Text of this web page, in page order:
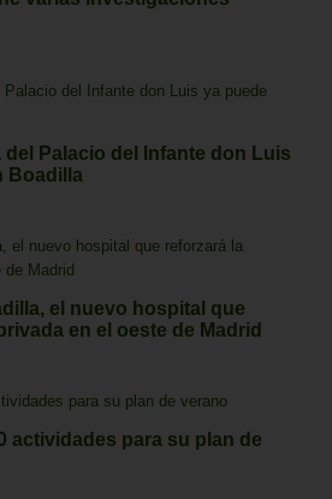
Palacio del Infante don Luis
Boadilla
el nuevo hospital que
en el oeste de Madrid
actividades para su plan de